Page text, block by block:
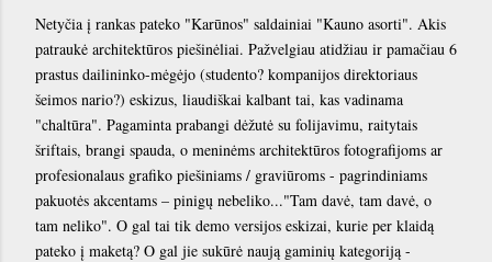
Netyčia į rankas pateko "Karūnos" saldainiai "Kauno asorti". Akis
patraukė architektūros piešinėliai. Pažvelgiau atidžiau ir pamačiau 6
prastus dailininko-mėgėjo (studento? kompanijos direktoriaus
šeimos nario?) eskizus, liaudiškai kalbant tai, kas vadinama
"chaltūra". Pagaminta prabangi dėžutė su folijavimu, raitytais
šriftais, brangi spauda, o meninėms architektūros fotografijoms ar
profesionalaus grafiko piešiniams / graviūroms - pagrindiniams
pakuotės akcentams – pinigų nebeliko..."Tam davė, tam davė, o
tam neliko". O gal tai tik demo versijos eskizai, kurie per klaidą
pateko į maketą? O gal jie sukūrė naują gaminių kategoriją -